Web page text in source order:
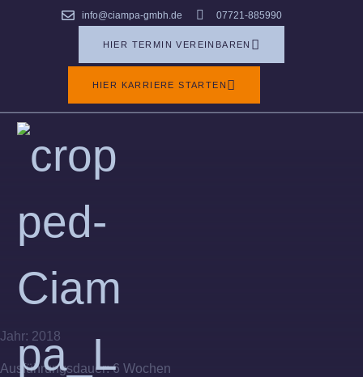
info@ciampa-gmbh.de 07721-885990
HIER TERMIN VEREINBAREN
HIER KARRIERE STARTEN
Hotelzimmer
Säge
Fliese/ einladend/
wohlfühlen
Jahr: 2018
Ausführungsdauer:6 Wochen